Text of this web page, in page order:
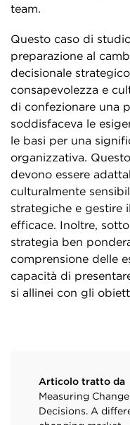
team.
Questo caso di
preparazione al
decisionale
consapevolezza e
di confezionare una
soddisfaceva le
le basi per una
organizzativa.
devono essere
culturalmente
strategiche e gestire
efficace. Inoltre,
strategia ben
comprensione delle
capacità di
si allinei con gli
Articolo tratto da
Measuring
Decisions. A